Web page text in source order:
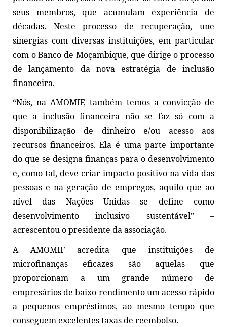
seus membros, que acumulam experiência de
décadas. Neste processo de recuperação, une
sinergias com diversas instituições, em particular
com o Banco de Moçambique, que dirige o processo
de lançamento da nova estratégia de inclusão
financeira.
“Nós, na AMOMIF, também temos a convicção de
que a inclusão financeira não se faz só com a
disponibilização de dinheiro e/ou acesso aos
recursos financeiros. Ela é uma parte importante
do que se designa finanças para o desenvolvimento
e, como tal, deve criar impacto positivo na vida das
pessoas e na geração de empregos, aquilo que ao
nível das Nações Unidas se define como
desenvolvimento inclusivo sustentável” –
acrescentou o presidente da associação.
A AMOMIF acredita que instituições de
microfinanças eficazes são aquelas que
proporcionam a um grande número de
empresários de baixo rendimento um acesso rápido
a pequenos empréstimos, ao mesmo tempo que
conseguem excelentes taxas de reembolso.